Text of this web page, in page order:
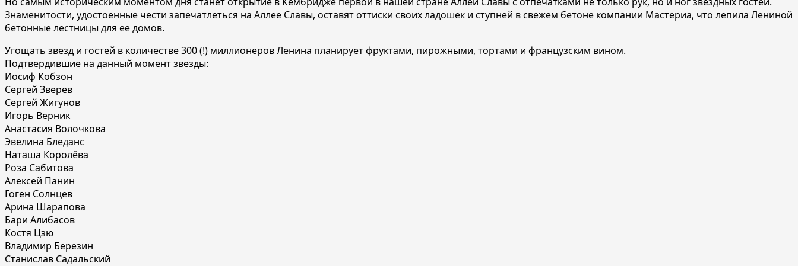
Знаменитости, удостоенные чести запечатлеться на Аллее Славы, оставят оттиски своих ладошек и ступней в свежем бетоне компании Мастериа, что лепила Лениной
бетонные лестницы для ее домов.
Угощать звезд и гостей в количестве 300 (!) миллионеров Ленина планирует фруктами, пирожными, тортами и французским вином.
Подтвердившие на данный момент звезды:
Иосиф Кобзон
Сергей Зверев
Сергей Жигунов
Игорь Верник
Анастасия Волочкова
Эвелина Бледанс
Наташа Королёва
Роза Сабитова
Алексей Панин
Гоген Солнцев
Арина Шарапова
Бари Алибасов
Костя Цзю
Владимир Березин
Станислав Садальский